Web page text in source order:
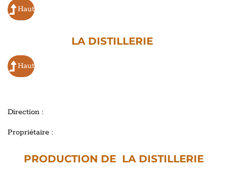
Haut
LA DISTILLERIE
Haut
Direction :
Propriétaire :
PRODUCTION DE LA DISTILLERIE